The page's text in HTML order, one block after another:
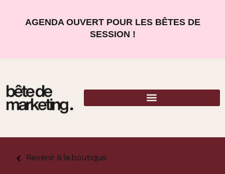
AGENDA OUVERT POUR LES BÊTES DE
SESSION !
Revenir à la boutique